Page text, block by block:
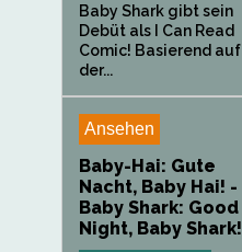
Baby Shark gibt sein
Debüt als I Can Read
Comic! Basierend auf
der...
Ansehen
Baby-Hai: Gute
Nacht, Baby Hai! -
Baby Shark: Good
Night, Baby Shark!